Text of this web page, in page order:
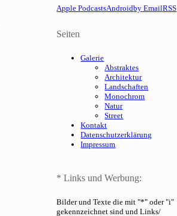
Apple PodcastsAndroidby EmailRSS
Seiten
Galerie
Abstraktes
Architektur
Landschaften
Monochrom
Natur
Street
Kontakt
Datenschutzerklärung
Impressum
* Links und Werbung:
Bilder und Texte die mit "*" oder "i"
gekennzeichnet sind und Links/